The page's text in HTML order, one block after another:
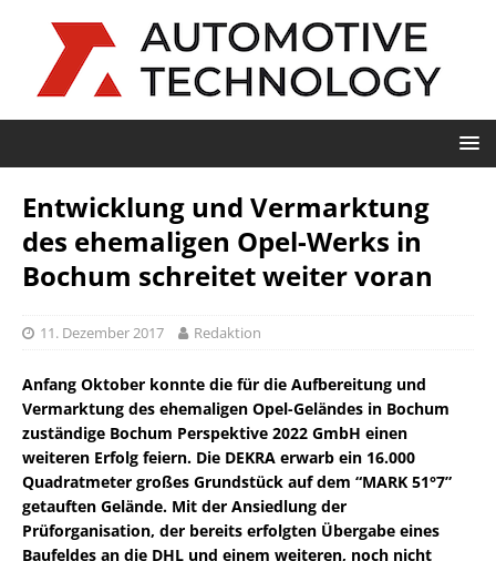
Entwicklung und Vermarktung
des ehemaligen Opel-Werks in
Bochum schreitet weiter voran
11. Dezember 2017 Redaktion
Anfang Oktober konnte die für die Aufbereitung und
Vermarktung des ehemaligen Opel-Geländes in Bochum
zuständige Bochum Perspektive 2022 GmbH einen
weiteren Erfolg feiern. Die DEKRA erwarb ein 16.000
Quadratmeter großes Grundstück auf dem “MARK 51°7”
getauften Gelände. Mit der Ansiedlung der
Prüforganisation, der bereits erfolgten Übergabe eines
Baufeldes an die DHL und einem weiteren, noch nicht